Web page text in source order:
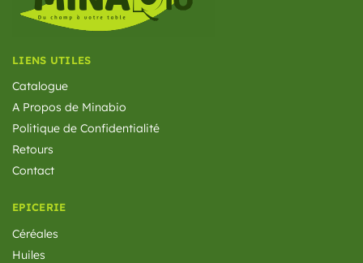
LIENS UTILES
Catalogue
A Propos de Minabio
Politique de Confidentialité
Retours
Contact
EPICERIE
Céréales
Huiles